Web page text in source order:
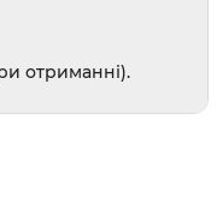
отриманні).